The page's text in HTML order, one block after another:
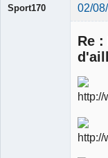
Sport170 02/
Re :